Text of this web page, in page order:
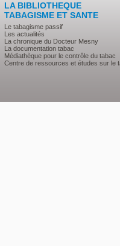
LA BIBLIOTHEQUE
TABAGISME ET SANTE
Le tabagisme passif
Les actualités
La chronique du Docteur Mesny
La documentation tabac
Médiathèque pour le contrôle du tabac
Centre de ressources et études sur le